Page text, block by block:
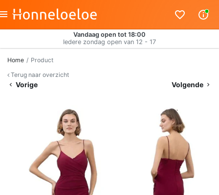
Vandaag open tot 18:00
Iedere zondag open van 12 - 17
Home
Product
Terug naar overzicht
Vorige Volgende